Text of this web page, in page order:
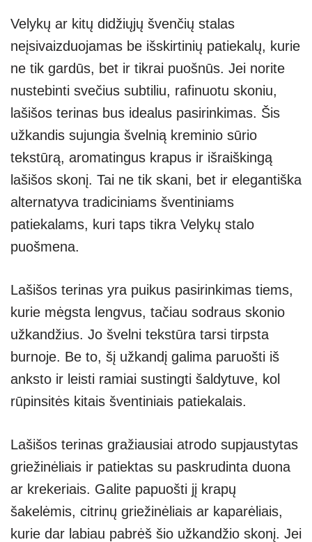
at
s
A
p
p
p
e
e
gr
a
m
er ss
e
n
g
er
ar
e
Velykų ar kitų didžiųjų švenčių stalas
neįsivaizduojamas be išskirtinių patiekalų, kurie
ne tik gardūs, bet ir tikrai puošnūs. Jei norite
nustebinti svečius subtiliu, rafinuotu skoniu,
lašišos terinas bus idealus pasirinkimas. Šis
užkandis sujungia švelnią kreminio sūrio
tekstūrą, aromatingus krapus ir išraiškingą
lašišos skonį. Tai ne tik skani, bet ir elegantiška
alternatyva tradiciniams šventiniams
patiekalams, kuri taps tikra Velykų stalo
puošmena.
Lašišos terinas yra puikus pasirinkimas tiems,
kurie mėgsta lengvus, tačiau sodraus skonio
užkandžius. Jo švelni tekstūra tarsi tirpsta
burnoje. Be to, šį užkandį galima paruošti iš
anksto ir leisti ramiai sustingti šaldytuve, kol
rūpinsitės kitais šventiniais patiekalais.
Lašišos terinas gražiausiai atrodo supjaustytas
griežinėliais ir patiektas su paskrudinta duona
ar krekeriais. Galite papuošti jį krapų
šakelėmis, citrinų griežinėliais ar kaparėliais,
kurie dar labiau pabrėš šio užkandžio skonį. Jei